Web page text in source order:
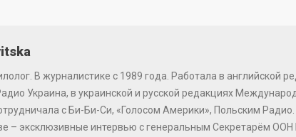
В журналистике с 1989 года. Работала в английской
Украина, в украинской и русской редакциях
с Би-Би-Си, «Голосом Америки», Польским Радио.
– эксклюзивные интервью с генеральным Секретарём ООН